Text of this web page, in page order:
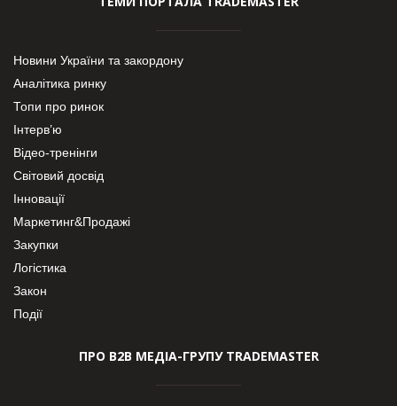
Новини України та закордону
Аналітика ринку
Топи про ринок
Інтерв’ю
Відео-тренінги
Світовий досвід
Інновації
Маркетинг&Продажі
Закупки
Логістика
Закон
Події
ПРО В2В МЕДІА-ГРУПУ TRADEMASTER